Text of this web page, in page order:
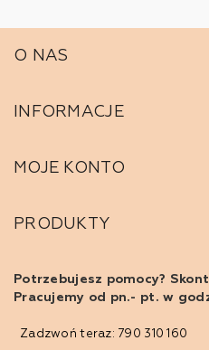
O NAS
INFORMACJE
MOJE KONTO
PRODUKTY
Potrzebujesz pomocy?
Pracujemy od pn.- pt. w
Zadzwoń teraz: 790 310 160